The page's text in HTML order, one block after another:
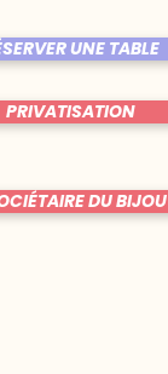
UNE TABLE
PRIVATISATION
DU BIJOU